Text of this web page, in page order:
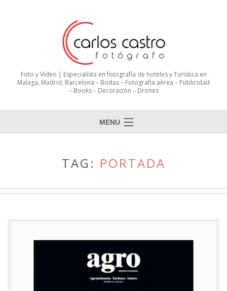
Foto y Vídeo | Especialista en fotografía de hoteles y Turística en
Malaga, Madrid, Barcelona – Bodas – Fotografía aérea – Publicidad
– Books – Decoración – Drones
MENU
TAG: PORTADA